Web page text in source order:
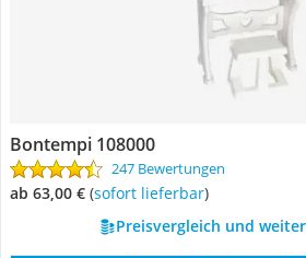
Bontempi 108000
247 Bewertungen
ab 63,00 € ( Sofort lieferbar)
Preisvergleich und